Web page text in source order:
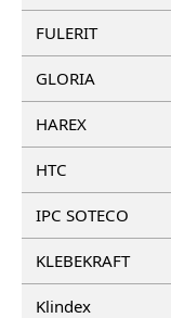
FULERIT
GLORIA
HAREX
HTC
IPC SOTECO
KLEBEKRAFT
Klindex